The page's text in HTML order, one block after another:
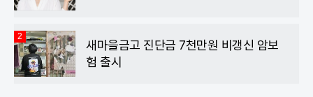
2
새마을금고 진단금 7천만원 비갱신 암보
험 출시